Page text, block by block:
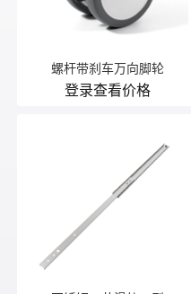
螺杆带刹车万向脚轮
登录查看价格